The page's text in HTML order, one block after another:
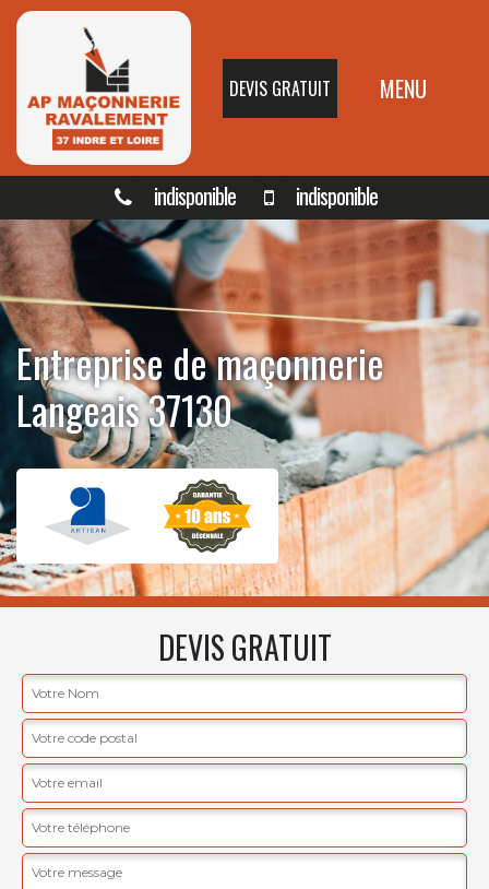
DEVIS GRATUIT MENU
indisponible indisponible
Entreprise de maçonnerie
Langeais 37130
DEVIS GRATUIT